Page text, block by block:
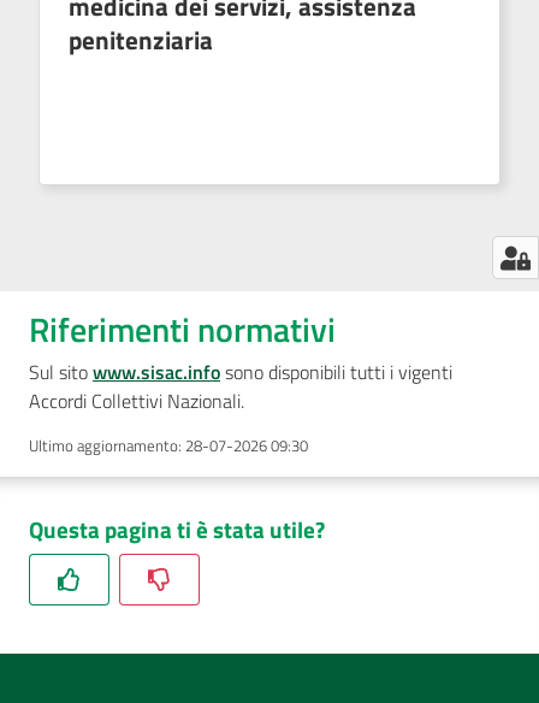
penitenziaria
Riferimenti normativi
Sul sitowww.sisac.infosono disponibili tutti i vigenti
Accordi Collettivi Nazionali.
Ultimo aggiornamento: 28-07-2026 09:30
Questa pagina ti è stata utile?